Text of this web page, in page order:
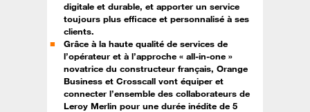
digitale et durable, et apporter un service
toujours plus efficace et personnalisé à ses
clients.
Grâce à la haute qualité de services de
l’opérateur et à l’approche « all-in-one »
novatrice du constructeur français, Orange
Business et Crosscall vont équiper et
connecter l’ensemble des collaborateurs de
Leroy Merlin pour une durée inédite de 5